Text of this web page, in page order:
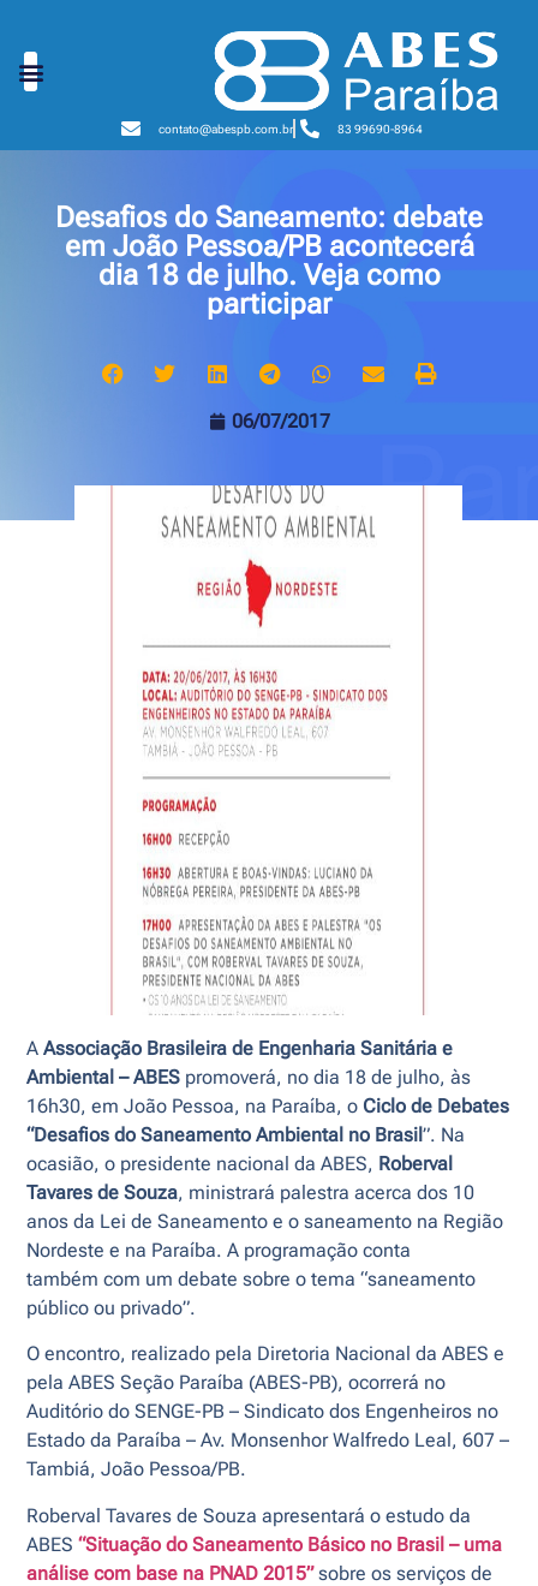
contato@abespb.com.br 83 99690-8964
Desafios do Saneamento: debate
em João Pessoa/PB acontecerá
dia 18 de julho. Veja como
participar
06/07/2017
A Associação Brasileira de Engenharia Sanitária e
Ambiental – ABES promoverá, no dia 18 de julho, às
16h30, em João Pessoa, na Paraíba, o Ciclo de Debates
“Desafios do Saneamento Ambiental no Brasil”. Na
ocasião, o presidente nacional da ABES, Roberval
Tavares de Souza, ministrará palestra acerca dos 10
anos da Lei de Saneamento e o saneamento na Região
Nordeste e na Paraíba. A programação conta
também com um debate sobre o tema “saneamento
público ou privado”.
O encontro, realizado pela Diretoria Nacional da ABES e
pela ABES Seção Paraíba (ABES-PB), ocorrerá no
Auditório do SENGE-PB – Sindicato dos Engenheiros no
Estado da Paraíba – Av. Monsenhor Walfredo Leal, 607 –
Tambiá, João Pessoa/PB.
Roberval Tavares de Souza apresentará o estudo da
ABES“Situação do Saneamento Básico no Brasil – uma
análise com base na PNAD 2015”sobre os serviços de